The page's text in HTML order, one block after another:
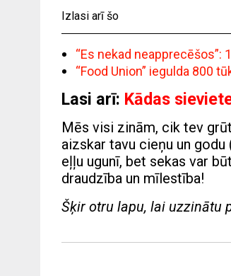
Izlasi arī šo
“Es nekad
“Food Union” iegulda 800
Lasi arī: Kādas
Mēs visi zinām, cik tev
aizskar tavu cieņu un
eļļu ugunī, bet sekas var
draudzība un mīlestība!
Šķir otru lapu, lai uzzinātu